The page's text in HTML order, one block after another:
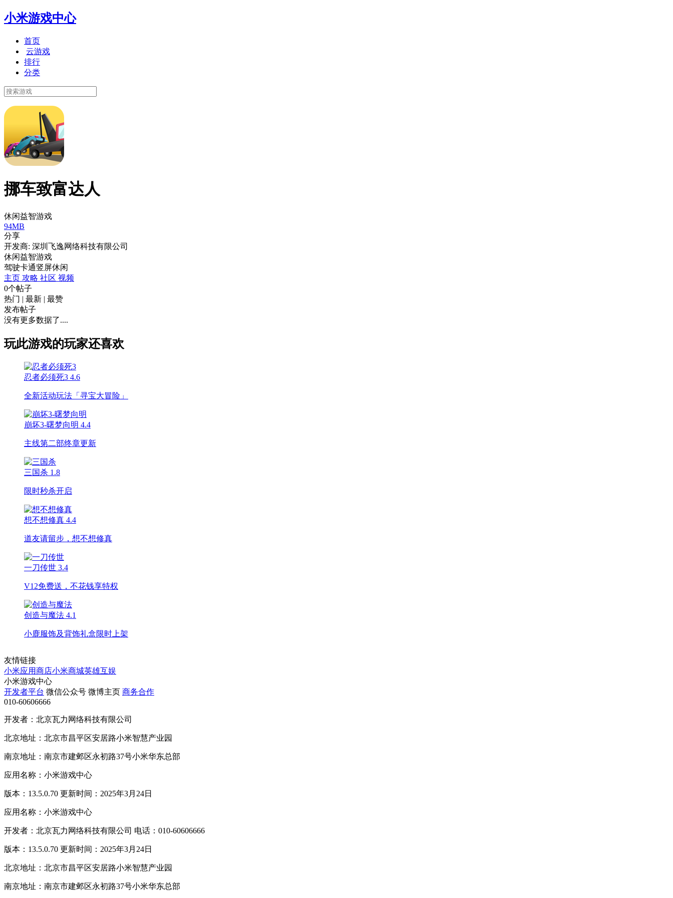
小米游戏中心
首页
云游戏
排行
分类
挪车致富达人
休闲益智游戏
94MB
分享
开发商: 深圳飞逸网络科技有限公司
休闲益智游戏
驾驶卡通竖屏休闲
主页 攻略 社区 视频
0个帖子
热门 | 最新 | 最赞
发布帖子
没有更多数据了....
玩此游戏的玩家还喜欢
忍者必须死3 4.6
全新活动玩法「寻宝大冒险」
崩坏3-曙梦向明 4.4
主线第二部终章更新
三国杀 1.8
限时秒杀开启
想不想修真 4.4
道友请留步，想不想修真
一刀传世 3.4
V12免费送，不花钱享特权
创造与魔法 4.1
小鹿服饰及背饰礼盒限时上架
友情链接
小米应用商店小米商城英雄互娱
小米游戏中心
开发者平台 微信公众号 微博主页 商务合作
010-60606666
开发者：北京瓦力网络科技有限公司
北京地址：北京市昌平区安居路小米智慧产业园
南京地址：南京市建邺区永初路37号小米华东总部
应用名称：小米游戏中心
版本：13.5.0.70 更新时间：2025年3月24日
应用名称：小米游戏中心
开发者：北京瓦力网络科技有限公司 电话：010-60606666
版本：13.5.0.70 更新时间：2025年3月24日
北京地址：北京市昌平区安居路小米智慧产业园
南京地址：南京市建邺区永初路37号小米华东总部